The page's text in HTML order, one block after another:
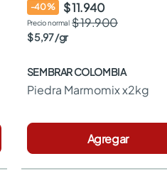
-40%
$ 11.940
$ 19.900
$5,97/gr
SEMBRAR COLOMBIA
Piedra Marmomix x2kg
Agregar